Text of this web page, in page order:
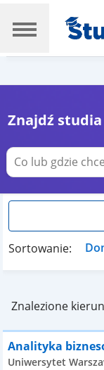
Znajdź
Sortowanie:
Znalezione
Analityka
Uniwersytet